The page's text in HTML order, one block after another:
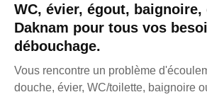
WC, évier, égout, baignoire,
Daknam pour tous vos
débouchage.
Vous rencontre un problème
douche, évier, WC/toilette, baignoire